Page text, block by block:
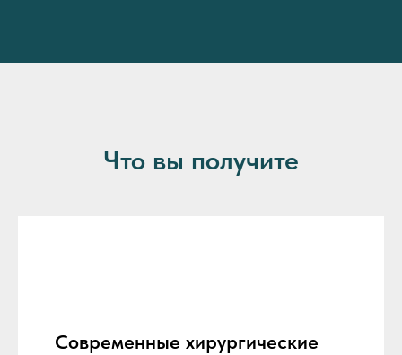
Что вы получите
Современные хирургические